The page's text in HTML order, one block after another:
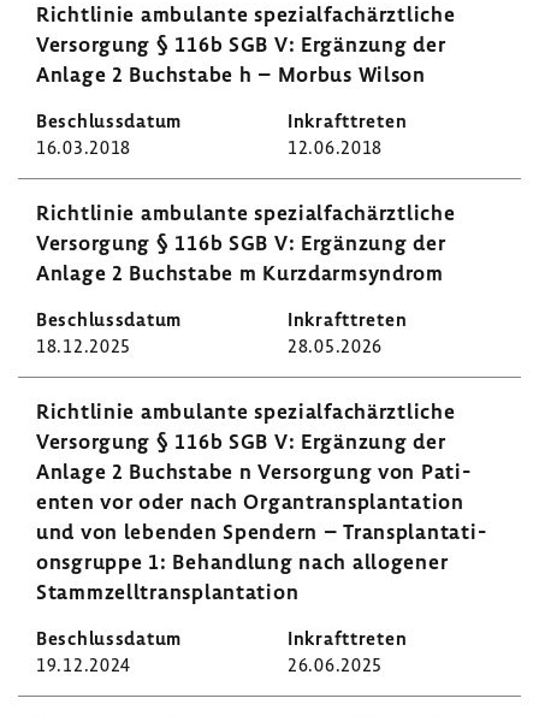
Richt­linie ambu­lante spezi­al­fach­ärzt­liche
Versor­gung § 116b SGB V: Ergän­zung der
Anlage 2 Buch­stabe h – Morbus Wilson
16.03.2018 12.06.2018
Richt­linie ambu­lante spezi­al­fach­ärzt­liche
Versor­gung § 116b SGB V: Ergän­zung der
Anlage 2 Buch­stabe m Kurz­darm­syn­drom
18.12.2025 28.05.2026
Richt­linie ambu­lante spezi­al­fach­ärzt­liche
Versor­gung § 116b SGB V: Ergän­zung der
Anlage 2 Buch­stabe n Versor­gung von Pati­
enten vor oder nach Organ­trans­plan­ta­tion
und von lebenden Spen­dern – Trans­plan­ta­ti­
ons­gruppe 1: Behand­lung nach allo­gener
Stamm­zell­trans­plan­ta­tion
19.12.2024 26.06.2025